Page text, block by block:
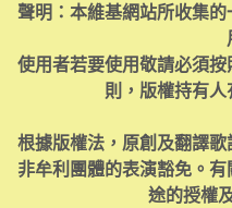
聲明：本維基網站所收集
使用者若要使用敬請必須
則，版權持有人
根據版權法，原創及翻譯
非牟利團體的表演豁免。
途的授權